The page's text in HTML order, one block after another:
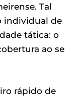
Tal
individual de
tática: o
ao se
rápido de